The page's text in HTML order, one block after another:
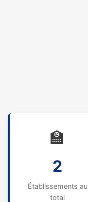
🏫
2
Établissements au
total